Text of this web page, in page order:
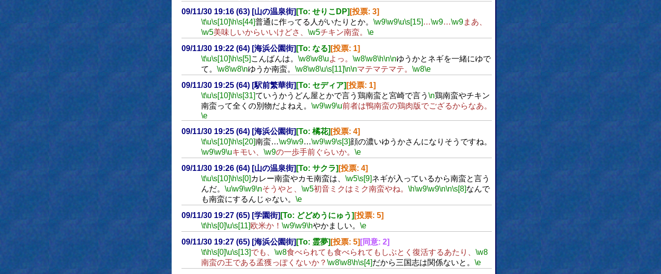
09/11/30 19:16 (63) [山の温泉街] [To: せりこDP] [投票: 3]
\t\u\s[10]\h\s[44]普通に作ってる人がいたりとか。 \w9\w9\u\s[15] …\w9…\w9まあ、
\w5美味しいからいいけどさ、 \w5チキン南蛮。 \e
09/11/30 19:22 (64) [海浜公園街] [To: なる] [投票: 1]
\t\u\s[10]\h\s[5] こんばんは。 \w8\w8\uよっ。 \w8\w8\h\n\nゆうかとネギを一緒にゆで
て。 \w8\w8\nゆうか南蛮。 \w8\w8\u\s[11]\n\nマテマテマテ。 \w8\e
09/11/30 19:25 (64) [駅前繁華街] [To: セディア] [投票: 1]
\t\u\s[10]\h\s[31]ていうかうどん屋とかで言う鶏南蛮と宮崎で言う \n鶏南蛮やチキン
南蛮って全くの別物だよねえ。 \w9\w9\u前者は鴨南蛮の鶏肉版でござるからなあ。
\e
09/11/30 19:25 (64) [海浜公園街] [To: 橘花] [投票: 4]
\t\u\s[10]\h\s[20]南蛮…\w9\w9…\w9\w9\s[3]顔の濃いゆうかさんになりそうですね。
\w9\w9\uキモい、 \w9の一歩手前ぐらいか。 \e
09/11/30 19:26 (64) [山の温泉街] [To: サクラ] [投票: 4]
\t\u\s[10]\h\s[0] カレー南蛮やカモ南蛮は、 \w5\s[9]ネギが入っているから南蛮と言う
んだ。 \u\w9\w9\nそうやと、 \w5初音ミクはミク南蛮やね。 \h\w9\w9\n\n\s[8]なんで
も南蛮にするんじゃない。 \e
09/11/30 19:27 (65) [学園街] [To: どどめうにゅう] [投票: 5]
\t\h\s[0]\u\s[11]欧米か！ \w9\w9\hやかましい。 \e
09/11/30 19:27 (65) [海浜公園街] [To: 霊夢] [投票: 5] [同意: 2]
\t\h\s[0]\u\s[13]でも、 \w8食べられても食べられてもしぶとく復活するあたり、 \w8
南蛮の王である孟獲っぽくないか？ \w8\w8\h\s[4]だから三国志は関係ないと。 \e